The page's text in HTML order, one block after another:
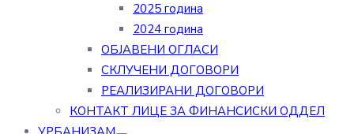
2025 година
2024 година
ОБЈАВЕНИ ОГЛАСИ
СКЛУЧЕНИ ДОГОВОРИ
РЕАЛИЗИРАНИ ДОГОВОРИ
КОНТАКТ ЛИЦЕ ЗА ФИНАНСИСКИ ОДДЕЛ